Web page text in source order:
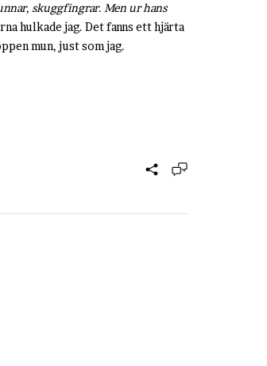
skuggfingrar. Men ur hans
hulkade jag. Det fanns ett hjärta
mun, just som jag.